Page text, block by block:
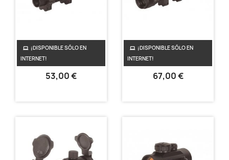
2,5X20 WR COMPACT
53,00 €
¡DISPONIBLE SÓLO EN
INTERNET!
COMPACT 4X32 WR
67,00 €
¡DISPONIBLE SÓLO EN
INTERNET!